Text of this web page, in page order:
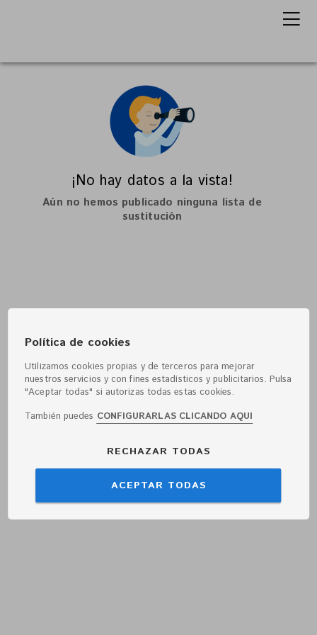
¡No hay datos a la vista!
Aún no hemos publicado ninguna lista de
sustitución
Política de cookies
Utilizamos cookies propias y de terceros para mejorar
nuestros servicios y con fines estadísticos y publicitarios. Pulsa
"Aceptar todas" si autorizas todas estas cookies.
También puedes CONFIGURARLAS CLICANDO AQUI
RECHAZAR TODAS
ACEPTAR TODAS